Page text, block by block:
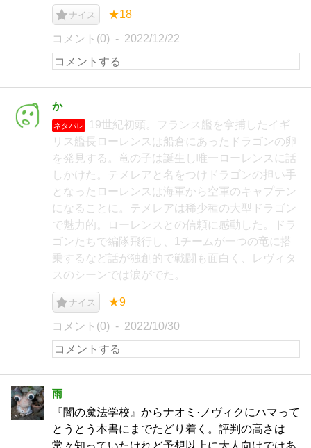
ナイス ★18
コメント(0) 2022/12/22
か
ネタバレ
19世紀初頭。フランス艦を拿捕したイギ
リス艦長ローレンスは船倉にあったドラゴンの卵
を発見する。竜の子は誕生し唯一ローレンスに話
しかけた。テメレアと名をつけドラゴンの担い手
となったローレンスは海軍から空軍のキャプテン
になることに。テメレアは稀少種の大型ドラゴン
で魅力的。ローレンスとの信頼に感動した。ドラ
ゴンたちで編隊飛行し、1チームが一つの竜に搭
乗するなど話が独創的で戦闘も面白く、レヴィタ
スのシーンでは涙がでた。
ナイス ★9
コメント(0) 2022/10/30
雨
『闇の魔法学校』からナオミ·ノヴィクにハマって
とうとう本書にまでたどり着く。評判の高さは
常々知っていたけれど予想以上に大人向けではあ